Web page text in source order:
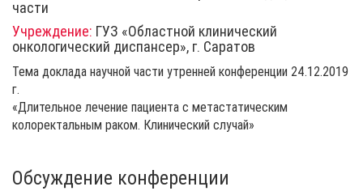
части
Учреждение: ГУЗ «Областной клинический
онкологический диспансер», г. Саратов
Тема доклада научной части утренней конференции 24.12.2019
г.
«Длительное лечение пациента с метастатическим
колоректальным раком. Клинический случай»
Обсуждение конференции